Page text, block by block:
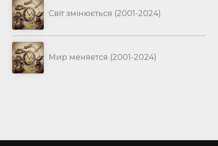
Світ змінюється (2001-2024)
Мир меняется (2001-2024)